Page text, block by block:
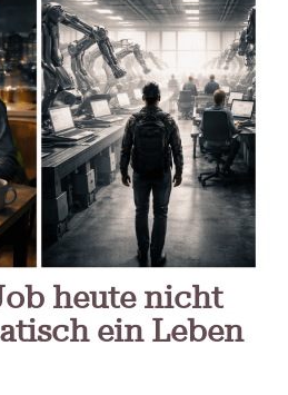
heute nicht
ein Leben